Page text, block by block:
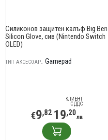
Силиконов защитен калъф Big Ben
Silicon Glove, сив (Nintendo Switch
OLED)
ТИП АКСЕСОАР.: Gamepad
КЛИЕНТ
С ДДС
€9,82 19,20лв